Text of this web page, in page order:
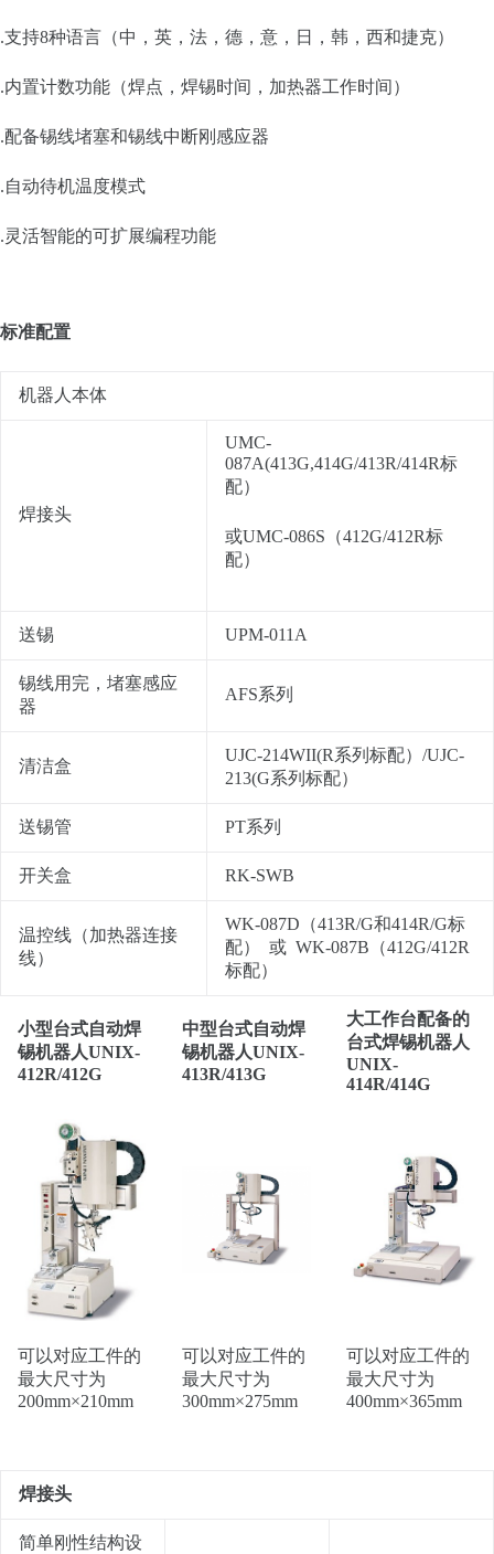
.支持8种语言（中，英，法，德，意，日，韩，西和捷克）
.内置计数功能（焊点，焊锡时间，加热器工作时间）
.配备锡线堵塞和锡线中断刚感应器
.自动待机温度模式
.灵活智能的可扩展编程功能
标准配置
机器人本体
焊接头
UMC-
087A(413G,414G/413R/414R标
配）
或UMC-086S（412G/412R标
配）
送锡 UPM-011A
锡线用完，堵塞感应
器
AFS系列
清洁盒
UJC-214WII(R系列标配）/UJC-
213(G系列标配）
送锡管 PT系列
开关盒 RK-SWB
温控线（加热器连接
线）
WK-087D（413R/G和414R/G标
配） 或 WK-087B（412G/412R
标配）
小型台式自动焊
锡机器人UNIX-
412R/412G
中型台式自动焊
锡机器人UNIX-
413R/413G
大工作台配备的
台式焊锡机器人
UNIX-
414R/414G
可以对应工件的
最大尺寸为
200mm×210mm
可以对应工件的
最大尺寸为
300mm×275mm
可以对应工件的
最大尺寸为
400mm×365mm
焊接头
简单刚性结构设